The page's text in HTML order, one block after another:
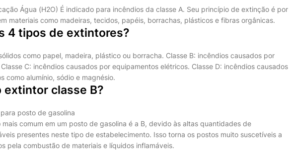
Água (H2O) É indicado para incêndios da classe A. Seu princípio de extinção é por
materiais como madeiras, tecidos, papéis, borrachas, plásticos e fibras orgânicas.
4 tipos de extintores?
como papel, madeira, plástico ou borracha. Classe B: incêndios causados por
C: incêndios causados por equipamentos elétricos. Classe D: incêndios causados
como alumínio, sódio e magnésio.
extintor classe B?
posto de gasolina
mais comum em um posto de gasolina é a B, devido às altas quantidades de
presentes neste tipo de estabelecimento. Isso torna os postos muito suscetíveis a
pela combustão de materiais e líquidos inflamáveis.